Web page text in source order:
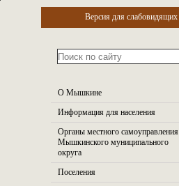
О Мышкине
Информация для населения
Органы местного самоуправления
Мышкинского муниципального
округа
Поселения
Версия для слабовидящих